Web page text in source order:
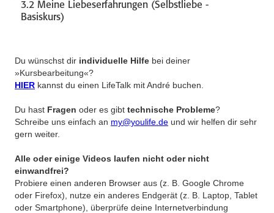
3.2 Meine Liebeserfahrungen (Selbstliebe -
Basiskurs)
Du wünschst dir individuelle Hilfe bei deiner
»Kursbearbeitung«?
HIER kannst du einen LifeTalk mit André buchen.
Du hast Fragen oder es gibt technische Probleme?
Schreibe uns einfach an my@youlife.de und wir helfen dir sehr
gern weiter.
Alle oder einige Videos laufen nicht oder nicht
einwandfrei?
Probiere einen anderen Browser aus (z. B. Google Chrome
oder Firefox), nutze ein anderes Endgerät (z. B. Laptop, Tablet
oder Smartphone), überprüfe deine Internetverbindung